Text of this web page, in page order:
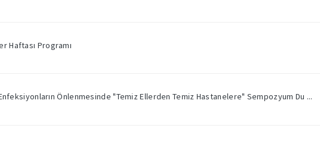
Haftası Programı
Önlenmesinde "Temiz Ellerden Temiz Hastanelere" Sempozyum Du ...